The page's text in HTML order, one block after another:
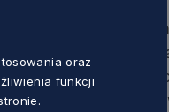
za najlepsze
(Mariusz
piosenkę („O
w roli
oraz
funkcji